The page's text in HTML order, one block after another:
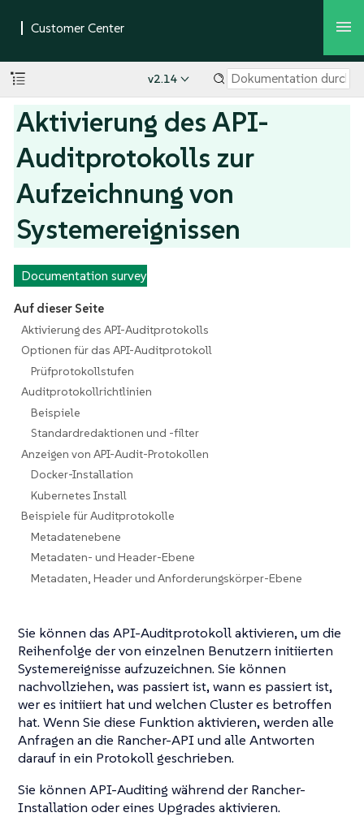
v2.14
Aktivierung des API-
Auditprotokolls zur
Aufzeichnung von
Systemereignissen
Documentation survey
Auf dieser Seite
Aktivierung des API-Auditprotokolls
Optionen für das API-Auditprotokoll
Prüfprotokollstufen
Auditprotokollrichtlinien
Beispiele
Standardredaktionen und -filter
Anzeigen von API-Audit-Protokollen
Docker-Installation
Kubernetes Install
Beispiele für Auditprotokolle
Metadatenebene
Metadaten- und Header-Ebene
Metadaten, Header und Anforderungskörper-Ebene
Sie können das API-Auditprotokoll aktivieren, um die
Reihenfolge der von einzelnen Benutzern initiierten
Systemereignisse aufzuzeichnen. Sie können
nachvollziehen, was passiert ist, wann es passiert ist,
wer es initiiert hat und welchen Cluster es betroffen
hat. Wenn Sie diese Funktion aktivieren, werden alle
Anfragen an die Rancher-API und alle Antworten
darauf in ein Protokoll geschrieben.
Sie können API-Auditing während der Rancher-
Installation oder eines Upgrades aktivieren.